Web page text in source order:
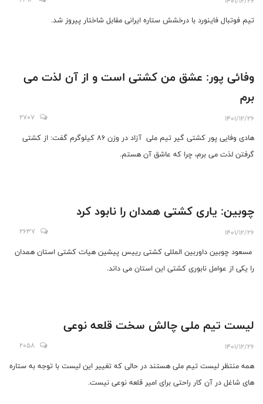
تیم فوتبال فاینورد با درخشش ستاره ایرانی مقابل شاختار پیروز شد.
وفائی پور: عشق من کشتی است و از آن لذت می
برم
1401/12/26
2707
هادی وفایی پور کشتی گیر تیم ملی آزاد در وزن 86 کیلوگرم گفت: از کشتی
گرفتن لذت می برم، چرا که عاشق آن هستم.
چوبین: یاری کشتی همدان را نابود کرد
1401/12/26
2637
مسعود چوبین داوربین المللی کشتی رییس پیشین هیات کشتی استان همدان
را یکی از عوامل نابوری کشتی این استان می داند.
لیست تیم ملی چالش سخت قلعه نوعی
1401/12/26
2058
همه منتظر لیست تیم ملی هستند در حالی که تغییر این لیست با توجه به ستاره
های شاغل در آن کار راحتی برای امیر قلعه نوعی نیست.